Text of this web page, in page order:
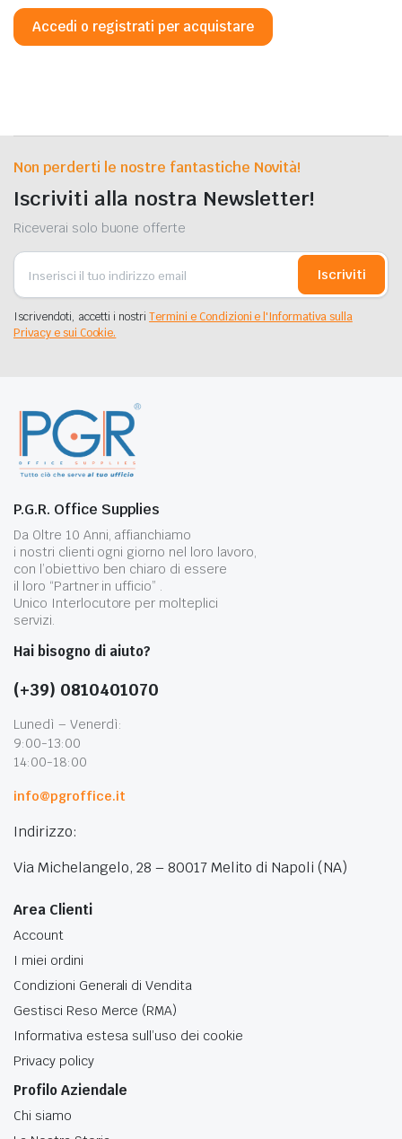
Accedi o registrati per acquistare
Non perderti le nostre fantastiche Novità!
Iscriviti alla nostra Newsletter!
Riceverai solo buone offerte
Iscriviti
Iscrivendoti, accetti i nostriTermini e Condizioni e l'Informativa sulla
Privacy e sui Cookie.
P.G.R. Office Supplies
Da Oltre 10 Anni, affianchiamo
i nostri clienti ogni giorno nel loro lavoro,
con l’obiettivo ben chiaro di essere
il loro “Partner in ufficio” .
Unico Interlocutore per molteplici
servizi.
Hai bisogno di aiuto?
(+39) 0810401070
Lunedì – Venerdì:
9:00-13:00
14:00-18:00
info@pgroffice.it
Indirizzo:
Via Michelangelo, 28 – 80017 Melito di Napoli (NA)
Area Clienti
Account
I miei ordini
Condizioni Generali di Vendita
Gestisci Reso Merce (RMA)
Informativa estesa sull’uso dei cookie
Privacy policy
Profilo Aziendale
Chi siamo